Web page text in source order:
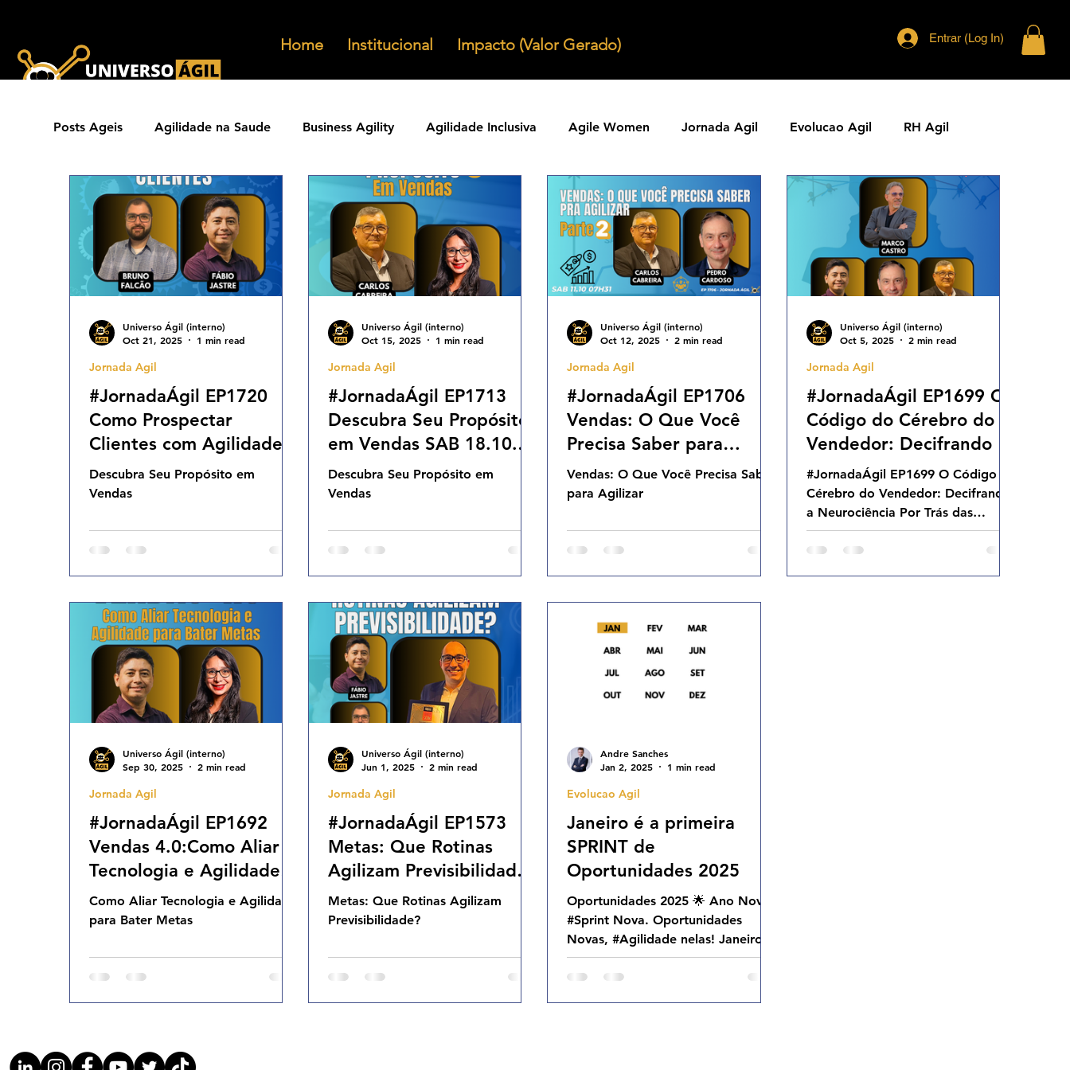
Home Institucional Impacto (Valor Gerado) Entrar (Log In)
Posts Ageis Agilidade na Saude Business Agility Agilidade Inclusiva Agile Women Jornada Agil Evolucao Agil RH Agil
Ferramentas Ageis Carreiras Ageis Agilidade em Produtos Organizacoes Ageis Parcerias Ageis Jornal Agil Lideranca Agil
Agilidade Jurídica Vendas Ágeis Eventos Ageis Agilidade Em Escala Learning Agility Comunidades Ageis Gestao Agil
Agilidade ESG Metodos Ageis Transformacao Agil Metricas KPIs Ageis
#JornadaÁgil EP1720
Como Prospectar
Clientes com Agilidade
SAB 25.10.25 07h31
Descubra Seu Propósito em
Vendas
Jornada Agil
Universo Ágil (interno)
Oct 21, 2025
1 min read
#JornadaÁgil EP1713
Descubra Seu Propósito
em Vendas SAB 18.10.25
07h31
Descubra Seu Propósito em
Vendas
Jornada Agil
Universo Ágil (interno)
Oct 15, 2025
1 min read
#JornadaÁgil EP1706
Vendas: O Que Você
Precisa Saber para
Agilizar (parte 2) SAB
11.10.25 07h31
Vendas: O Que Você Precisa Saber
para Agilizar
Jornada Agil
Universo Ágil (interno)
Oct 12, 2025
2 min read
#JornadaÁgil EP1699 O
Código do Cérebro do
Vendedor: Decifrando a
Neurociência Por Trás
das Vendas
#JornadaÁgil EP1699 O Código do
Cérebro do Vendedor: Decifrando
a Neurociência Por Trás das
Vendas
Jornada Agil
Universo Ágil (interno)
Oct 5, 2025
2 min read
#JornadaÁgil EP1692
Vendas 4.0:Como Aliar
Tecnologia e Agilidade
para Bater Metas SAB
27.09.25 07h31
Como Aliar Tecnologia e Agilidade
para Bater Metas
Jornada Agil
Universo Ágil (interno)
Sep 30, 2025
2 min read
#JornadaÁgil EP1573
Metas: Que Rotinas
Agilizam Previsibilidade?
SAB 31.05.25 07h31
Metas: Que Rotinas Agilizam
Previsibilidade?
Jornada Agil
Universo Ágil (interno)
Jun 1, 2025
2 min read
Janeiro é a primeira
SPRINT de
Oportunidades 2025
Oportunidades 2025 🌟 Ano Novo,
#Sprint Nova. Oportunidades
Novas, #Agilidade nelas! Janeiro é
só o começo! 🥰 Estamos apenas
na primeira...
Evolucao Agil
Andre Sanches
Jan 2, 2025
1 min read